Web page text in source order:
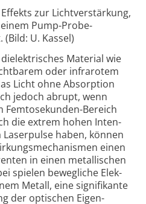
zur Lichtverstärkung,
Pump-Probe-
(Bild: U. Kassel)
Material wie
oder infra­rotem
Licht ohne Absorption
jedoch abrupt, wenn
Femto­sekunden-Bereich
die extrem hohen Inten­
haben, können
einen
in einen metal­lischen
spielen beweg­liche Elek­
Metall, eine signi­fikante
der optischen Eigen­